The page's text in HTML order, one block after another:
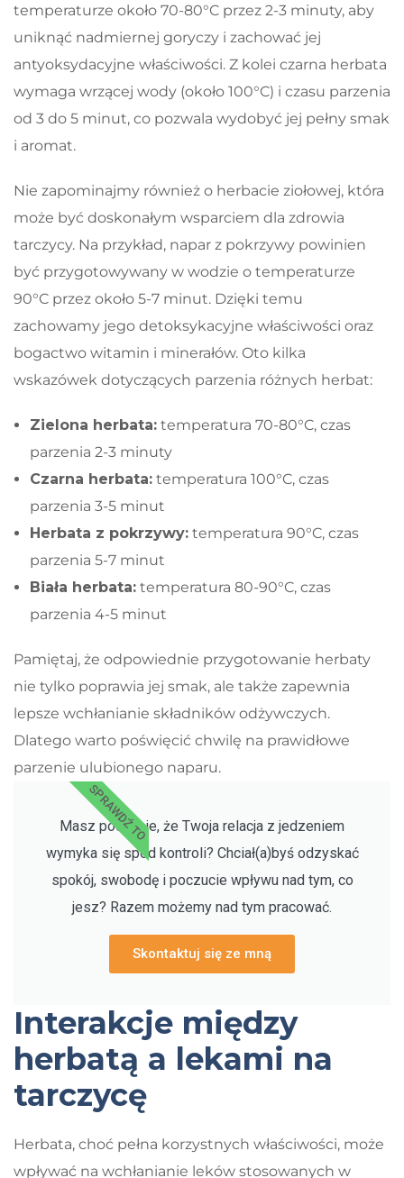
temperaturze około 70-80°C przez 2-3 minuty, aby
uniknąć nadmiernej goryczy i zachować jej
antyoksydacyjne właściwości. Z kolei czarna herbata
wymaga wrzącej wody (około 100°C) i czasu parzenia
od 3 do 5 minut, co pozwala wydobyć jej pełny smak
i aromat.
Nie zapominajmy również o herbacie ziołowej, która
może być doskonałym wsparciem dla zdrowia
tarczycy. Na przykład, napar z pokrzywy powinien
być przygotowywany w wodzie o temperaturze
90°C przez około 5-7 minut. Dzięki temu
zachowamy jego detoksykacyjne właściwości oraz
bogactwo witamin i minerałów. Oto kilka
wskazówek dotyczących parzenia różnych herbat:
Zielona herbata: temperatura 70-80°C, czas
parzenia 2-3 minuty
Czarna herbata: temperatura 100°C, czas
parzenia 3-5 minut
Herbata z pokrzywy: temperatura 90°C, czas
parzenia 5-7 minut
Biała herbata: temperatura 80-90°C, czas
parzenia 4-5 minut
Pamiętaj, że odpowiednie przygotowanie herbaty
nie tylko poprawia jej smak, ale także zapewnia
lepsze wchłanianie składników odżywczych.
Dlatego warto poświęcić chwilę na prawidłowe
parzenie ulubionego naparu.
Masz poczucie, że Twoja relacja z jedzeniem
wymyka się spod kontroli? Chciał(a)byś odzyskać
spokój, swobodę i poczucie wpływu nad tym, co
jesz? Razem możemy nad tym pracować.
Skontaktuj się ze mną
SPRAWDŹ TO
Interakcje między
herbatą a lekami na
tarczycę
Herbata, choć pełna korzystnych właściwości, może
wpływać na wchłanianie leków stosowanych w